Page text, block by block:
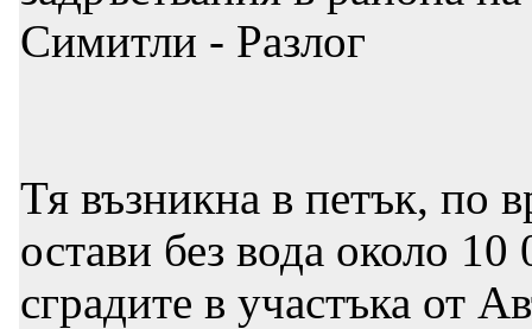
Симитли - Разлог
Тя възникна в петък, по
остави без вода около
сградите в участъка от